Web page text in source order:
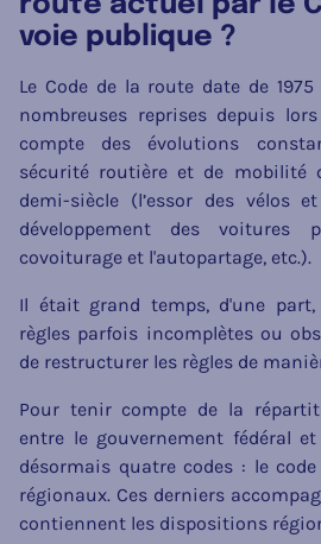
voie publique ?
Le Code de la route date de
nombreuses reprises depuis
compte des évolutions
sécurité routière et de mobilité
demi-siècle (l’essor des vélos
développement des voitures
covoiturage et l'autopartage, etc.).
Il était grand temps, d'une
règles parfois incomplètes ou
de restructurer les règles de
Pour tenir compte de la
entre le gouvernement fédéral
désormais quatre codes : le
régionaux. Ces derniers
contiennent les dispositions